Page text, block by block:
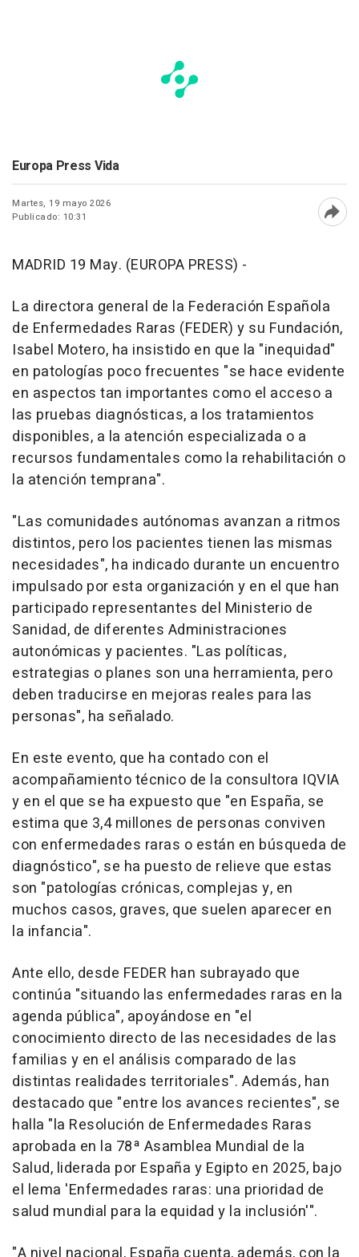
Europa Press Vida
Martes, 19 mayo 2026
Publicado: 10:31
MADRID 19 May. (EUROPA PRESS) -
La directora general de la Federación Española
de Enfermedades Raras (FEDER) y su Fundación,
Isabel Motero, ha insistido en que la "inequidad"
en patologías poco frecuentes "se hace evidente
en aspectos tan importantes como el acceso a
las pruebas diagnósticas, a los tratamientos
disponibles, a la atención especializada o a
recursos fundamentales como la rehabilitación o
la atención temprana".
"Las comunidades autónomas avanzan a ritmos
distintos, pero los pacientes tienen las mismas
necesidades", ha indicado durante un encuentro
impulsado por esta organización y en el que han
participado representantes del Ministerio de
Sanidad, de diferentes Administraciones
autonómicas y pacientes. "Las políticas,
estrategias o planes son una herramienta, pero
deben traducirse en mejoras reales para las
personas", ha señalado.
En este evento, que ha contado con el
acompañamiento técnico de la consultora IQVIA
y en el que se ha expuesto que "en España, se
estima que 3,4 millones de personas conviven
con enfermedades raras o están en búsqueda de
diagnóstico", se ha puesto de relieve que estas
son "patologías crónicas, complejas y, en
muchos casos, graves, que suelen aparecer en
la infancia".
Ante ello, desde FEDER han subrayado que
continúa "situando las enfermedades raras en la
agenda pública", apoyándose en "el
conocimiento directo de las necesidades de las
familias y en el análisis comparado de las
distintas realidades territoriales". Además, han
destacado que "entre los avances recientes", se
halla "la Resolución de Enfermedades Raras
aprobada en la 78ª Asamblea Mundial de la
Salud, liderada por España y Egipto en 2025, bajo
el lema 'Enfermedades raras: una prioridad de
salud mundial para la equidad y la inclusión'".